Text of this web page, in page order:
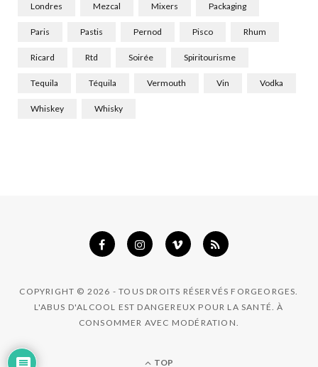
Londres Mezcal Mixers Packaging
Paris Pastis Pernod Pisco Rhum
Ricard Rtd Soirée Spiritourisme
Tequila Téquila Vermouth Vin Vodka
Whiskey Whisky
COPYRIGHT © 2026 - TOUS DROITS RÉSERVÉS FORGEORGES.
L'ABUS D'ALCOOL EST DANGEREUX POUR LA SANTÉ. À
CONSOMMER AVEC MODÉRATION.
TOP